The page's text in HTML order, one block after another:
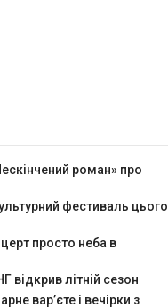
роман» про
фестиваль цього
просто неба в
відкрив літній сезон
вар’єте і вечірки з